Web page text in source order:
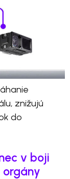
znižujú
do
v boji